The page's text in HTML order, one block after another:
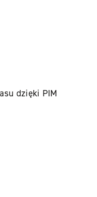
dzięki PIM